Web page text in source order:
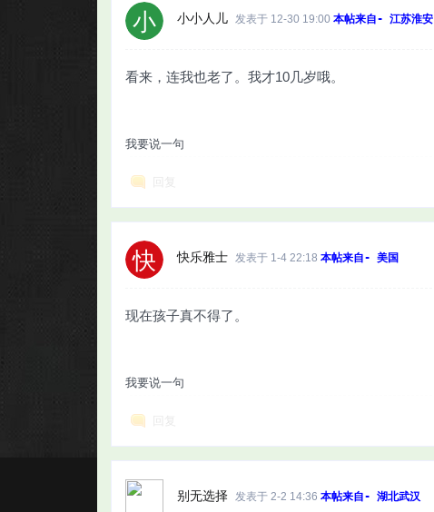
小小人儿 发表于 12-30 19:00 本帖来自- 江苏淮安
看来，连我也老了。我才10几岁哦。
我要说一句
快乐雅士 发表于 1-4 22:18 本帖来自- 美国
现在孩子真不得了。
我要说一句
别无选择 发表于 2-2 14:36 本帖来自- 湖北武汉